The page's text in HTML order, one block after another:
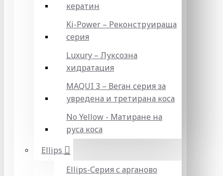
кератин
Ki-Power – Реконструираща
серия
Luxury – Луксозна
хидратация
MAQUI 3 – Веган серия за
увредена и третирана коса
No Yellow - Матиране на
руса коса
Ellips
Ellips-Серия с арганово